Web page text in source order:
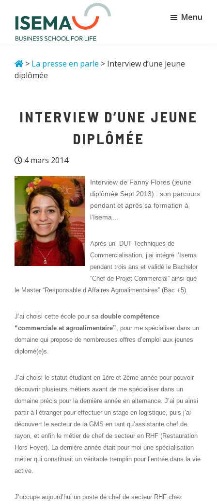
contenu
principal
pied
school
for
life
Menu
> La presse en parle > Interview d’une jeune
diplômée
INTERVIEW D’UNE JEUNE
DIPLÔMÉE
4 mars 2014
Interview de Fanny Flores (jeune
diplômée Sept 2013) : son parcours
pendant et après sa formation à
l’Isema…
Après un DUT Techniques de
Commercialisation, j’ai intégré l’Isema
pendant trois ans et validé le Bachelor
“Chef de Projet Commercial” ainsi que
le Master “Responsable d’Affaires Agroalimentaires” (Bac +5).
J’ai choisi cette école pour sa double compétence
“commerciale et agroalimentaire” , pour me spécialiser dans un
domaine qui propose de nombreuses offres d’emploi aux jeunes
diplomé(e)s.
J’ai choisi le statut étudiant en 1ère et 2ème année pour pouvoir
découvrir plusieurs métiers avant de me spécialiser dans un
domaine précis pour la dernière année en alternance. J’ai pu ainsi
partir à l’étranger pour effectuer un stage en logistique, puis j’ai
découvert le secteur de la GMS en tant qu’assistante chef de
rayon, et enfin le métier de chef de secteur en RHF (Restauration
Hors Foyer). La dernière année était pour moi une spécialisation
métier qui constituait un véritable tremplin pour l’entrée dans la vie
active.
J’occupe aujourd’hui un poste de chef de secteur RHF chez